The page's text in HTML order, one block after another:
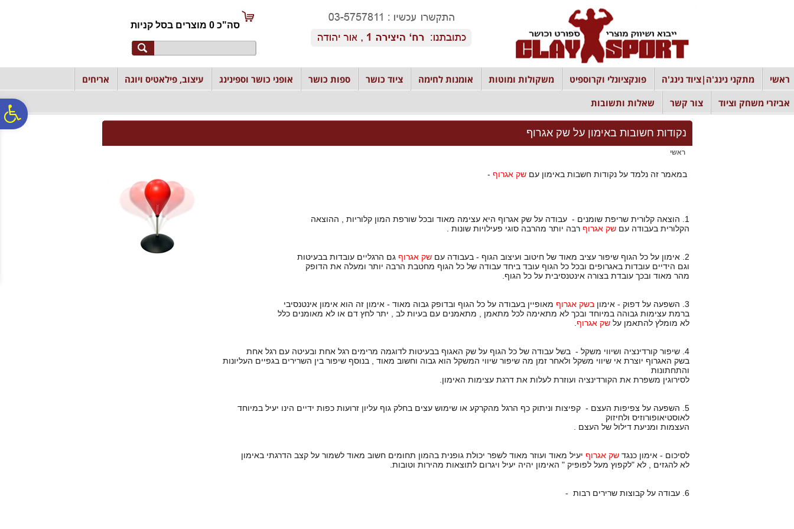
נגישות
אתר
המרכזי
סה"כ 0 מוצרים בסל קניות
ראשי מתקני נינג'ה|ציוד נינג'ה פונקציונלי וקרוספיט משקולות ומוטות אומנות לחימה ציוד כושר ספות כושר אופני כושר וספינינג עיצוב, פילאטיס ויוגה
אריחים
אביזרי משחק וציוד
צור קשר שאלות ותשובות
נקודות חשובות באימון על שק אגרוף
ראשי
במאמר זה נלמד על נקודות חשבות באימון עםשק אגרוף -
1. הוצאה קלורית שריפת שומנים - עבודה על שק אגרוף היא עצימה מאוד ובכל שורפת המון קלוריות , ההוצאה
הקלורית בעבודה עםשק אגרוףרבה יותר מהרבה סוגי פעילויות שונות .
2. אימון על כל הגוף שיפור עציב מאוד של חיטוב ועיצוב הגוף - בעבודה עם שק אגרוףגם הרגליים עובדות בבעיטות
וגם הידיים עובדות באגרופים ובכל כל הגוף עובד ביחד עבודה של כל הגוף מחטבת הרבה יותר ומעלה את הדופק
מהר מאוד ובכך עובדת בצורה אינטנסיבית על כל הגוף.
3. השפעה על דפוק - אימון בשק אגרוף מאופיין בעבודה על כל הגוף ובדופק גבוה מאוד - אימון זה הוא אימון אינטנסיבי
ברמת עצימות גבוהה במיוחד ובכך לא מתאימה לכל מתאמן , מתאמנים עם בעיות לב , יתר לחץ דם או לא מאומנים כלל
לא מומלץ להתאמן עלשק אגרוף
4. שיפור קורדינציה ושיווי משקל - בשל עבודה של כל הגוף על שק האגוף בבעיטות לדוגמה מרימים רגל אחת ובעיטה עם רגל אחת
בשק האגרוף יוצרת אי שיווי משקל ולאחר זמן מה שיפור שיווי המשקל הוא גבוה וחשוב מאוד , בנוסף שיפור בין השרירים בגפיים העליונות
והתחתונות
לסירוגין משפרת את הקורדינציה ועוזרת לעלות את דרגת עצימות האימון.
5. השפעה על צפיפות העצם - קפיצות וניתוק כף הרגל מהקרקע או שימוש עצים בחלק גוף עליון זרועות כפות ידיים הינו יעיל במיוחד
לאוסטיאופורוזיס ולחיזוק
העצמות ומניעת דילול של העצם .
לסיכום - אימון כנגדשק אגרוף יעיל מאוד ועוזר מאוד לשפר יכולת גופנית בהמון תחומים חשוב מאוד לשמור על קצב הדרגתי באימון
לא להגזים , לא "לקפוץ מעל לפופיק " האימון יהיה יעיל ויגרום לתוצאות מהירות וטובות.
6. עבודה על קבוצות שרירים רבות -